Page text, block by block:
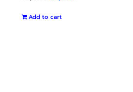
was:
Add to cart